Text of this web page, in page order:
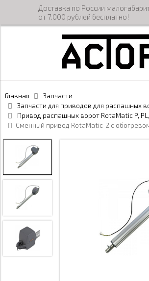
Доставка по России
от 7.000 рублей бесплатно!
Главная
Запчасти
Запчасти для приводов для распашных
Привод распашных ворот RotaMatic P,
Сменный привод RotaMatic-2 с